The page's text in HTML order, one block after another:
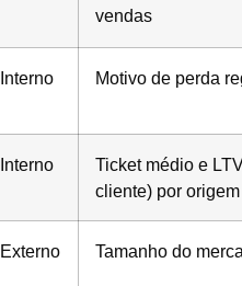
vendas
Interno Motivo de perda
Interno
Ticket médio e
cliente) por
Externo Tamanho do